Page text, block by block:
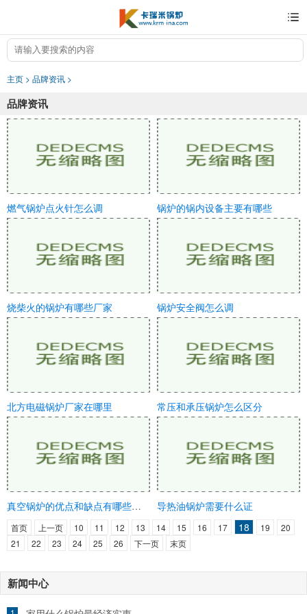
主页 > 品牌资讯 >
品牌资讯
燃气锅炉点火针怎么调 锅炉的锅内设备主要有哪些
烧柴火的锅炉有哪些厂家 锅炉安全阀怎么调
北方电磁锅炉厂家在哪里 常压和承压锅炉怎么区分
真空锅炉的优点和缺点有哪些方面 导热油锅炉需要什么证
首页 上一页 10 11 12 13 14 15 16 17 18 19
20
21
22 23 24 25 26 下一页 末页
新闻中心